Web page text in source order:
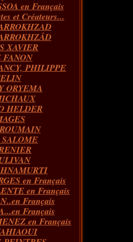
en Français
et Créateurs...
XAVIER
PHILIPPE
ORYEMA
HELDER
SALOME
en Français
en Français
Français
Français
en Français